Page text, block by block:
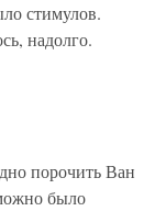
стимулов.
надолго.
порочить Ван
было